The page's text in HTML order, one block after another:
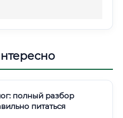
полный разбор
питаться